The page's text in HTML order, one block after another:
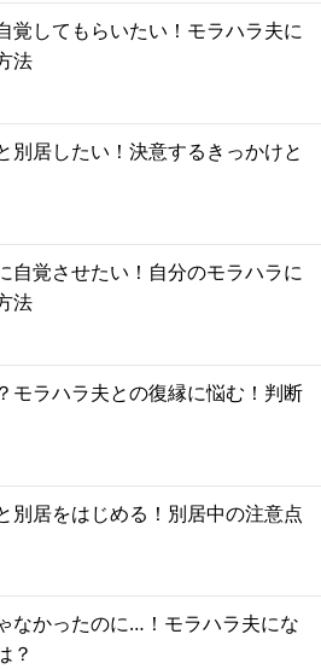
覚してもらいたい！モラハラ夫に
法
別居したい！決意するきっかけと
自覚させたい！自分のモラハラに
法
モラハラ夫との復縁に悩む！判断
別居をはじめる！別居中の注意点
なかったのに…！モラハラ夫にな
？